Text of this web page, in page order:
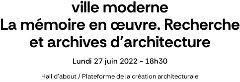
ville moderne
La mémoire en œuvre. Recherche
et archives d’architecture
Lundi 27 juin 2022 - 18h30
Hall d'about / Plateforme de la création architecturale